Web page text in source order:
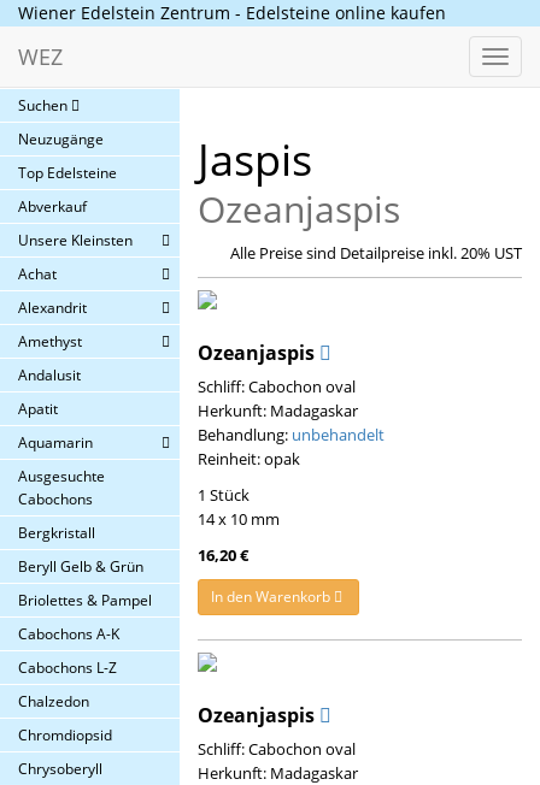
Wiener Edelstein Zentrum - Edelsteine online kaufen
WEZ
Suchen
Neuzugänge
Top Edelsteine
Abverkauf
Unsere Kleinsten
Achat
Alexandrit
Amethyst
Andalusit
Apatit
Aquamarin
Ausgesuchte
Cabochons
Bergkristall
Beryll Gelb & Grün
Briolettes & Pampel
Cabochons A-K
Cabochons L-Z
Chalzedon
Chromdiopsid
Chrysoberyll
Jaspis
Ozeanjaspis
Alle Preise sind Detailpreise inkl. 20% UST
Ozeanjaspis
Schliff: Cabochon oval
Herkunft: Madagaskar
Behandlung: unbehandelt
Reinheit: opak
1 Stück
14 x 10 mm
16,20 €
In den Warenkorb
Ozeanjaspis
Schliff: Cabochon oval
Herkunft: Madagaskar